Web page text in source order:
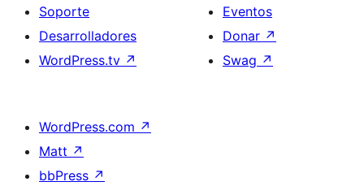
Soporte
Desarrolladores
WordPress.tv ↗
Eventos
Donar ↗
Swag ↗
WordPress.com ↗
Matt ↗
bbPress ↗